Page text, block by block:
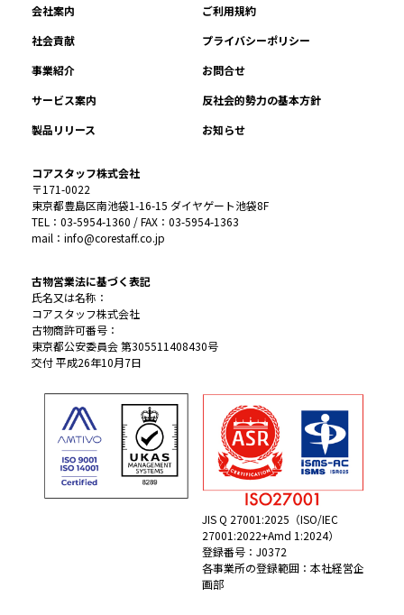
会社案内
ご利用規約
社会貢献
プライバシーポリシー
事業紹介
お問合せ
サービス案内
反社会的勢力の基本方針
製品リリース
お知らせ
コアスタッフ株式会社
〒171-0022
東京都豊島区南池袋1-16-15 ダイヤゲート池袋8F
TEL：03-5954-1360 / FAX：03-5954-1363
mail：info@corestaff.co.jp
古物営業法に基づく表記
氏名又は名称：
コアスタッフ株式会社
古物商許可番号：
東京都公安委員会 第305511408430号
交付 平成26年10月7日
JIS Q 27001:2025（ISO/IEC
27001:2022+Amd 1:2024）
登録番号：J0372
各事業所の登録範囲：本社経営企
画部